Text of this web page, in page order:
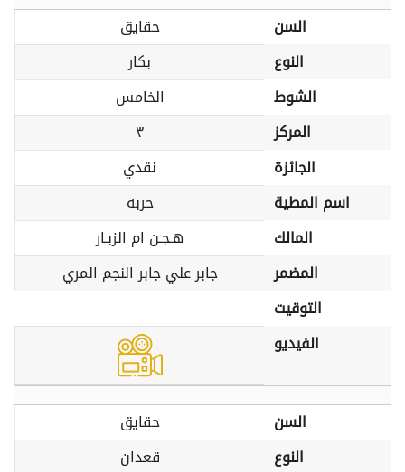
السن
حقايق
النوع
بكار
الشوط
الخامس
المركز
٣
الجائزة
نقدي
اسم المطية
حربه
المالك
هـجـن ام الزبـار
المضمر
جابر علي جابر النجم المري
التوقيت
الفيديو
السن
حقايق
النوع
قعدان